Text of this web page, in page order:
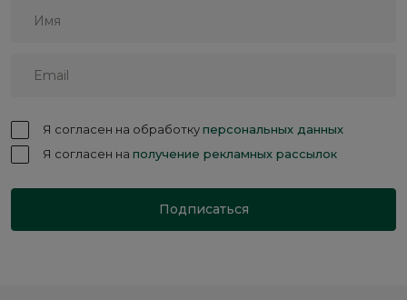
Я согласен на обработкуперсональных данных
Я согласен на получение рекламных рассылок
Подписаться